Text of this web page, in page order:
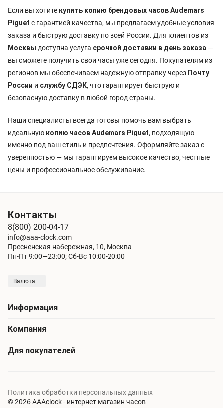
Если вы хотите купить копию брендовых часов Audemars
Piguet с гарантией качества, мы предлагаем удобные условия
заказа и быструю доставку по всей России. Для клиентов из
Москвы доступна услуга срочной доставки в день заказа —
вы сможете получить свои часы уже сегодня. Покупателям из
регионов мы обеспечиваем надежную отправку через Почту
России и службу СДЭК, что гарантирует быструю и
безопасную доставку в любой город страны.
Наши специалисты всегда готовы помочь вам выбрать
идеальную копию часов Audemars Piguet, подходящую
именно под ваш стиль и предпочтения. Оформляйте заказ с
уверенностью — мы гарантируем высокое качество, честные
цены и профессиональное обслуживание.
Контакты
8(800) 200-04-17
info@aaa-clock.com
Пресненская набережная, 10, Москва
Пн-Пт 9:00—23:00; Сб-Вс 10:00-20:00
Валюта
Информация
Компания
Для покупателей
© 2026 AAAclock - интернет магазин часов
Политика обработки персональных данных